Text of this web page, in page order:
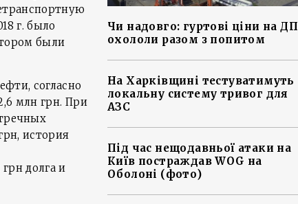
г. было
были
согласно
млн грн. При
история
долга и
Чи надовго: гуртові ціни на ДП
охололи разом з попитом
На Харківщині тестуватимуть
локальну систему тривог для
АЗС
Під час нещодавньої атаки на
Київ постраждав WOG на
Оболоні (фото)